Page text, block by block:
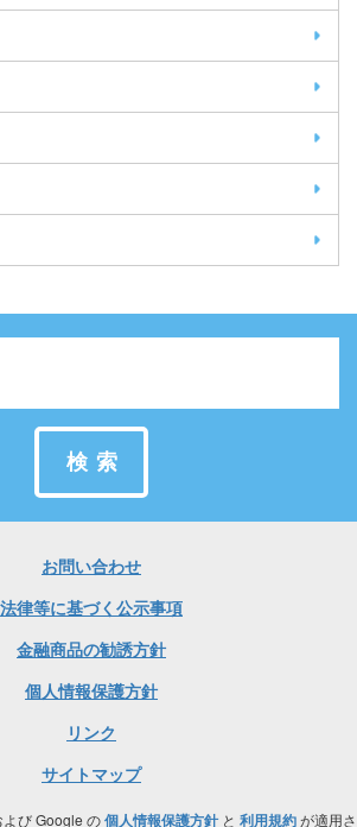
検索
お問い合わせ
法律等に基づく公示事項
金融商品の勧誘方針
個人情報保護方針
リンク
サイトマップ
よび Google の個人情報保護方針と 利用規約が適用さ